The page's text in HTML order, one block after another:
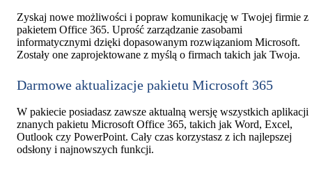
Zyskaj nowe możliwości i popraw komunikację w Twojej firmie z
pakietem Office 365. Uprość zarządzanie zasobami
informatycznymi dzięki dopasowanym rozwiązaniom Microsoft.
Zostały one zaprojektowane z myślą o firmach takich jak Twoja.
Darmowe aktualizacje pakietu Microsoft 365
W pakiecie posiadasz zawsze aktualną wersję wszystkich aplikacji
znanych pakietu Microsoft Office 365, takich jak Word, Excel,
Outlook czy PowerPoint. Cały czas korzystasz z ich najlepszej
odsłony i najnowszych funkcji.